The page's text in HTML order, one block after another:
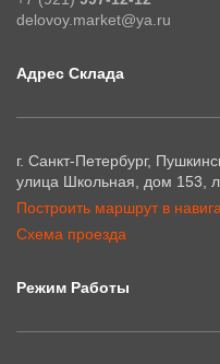
delovoy.market@ya.ru
Адрес Склада
г. Санкт-Петербург,
улица Школьная, дом 153,
Построить маршрут в
Схема проезда
Режим Работы